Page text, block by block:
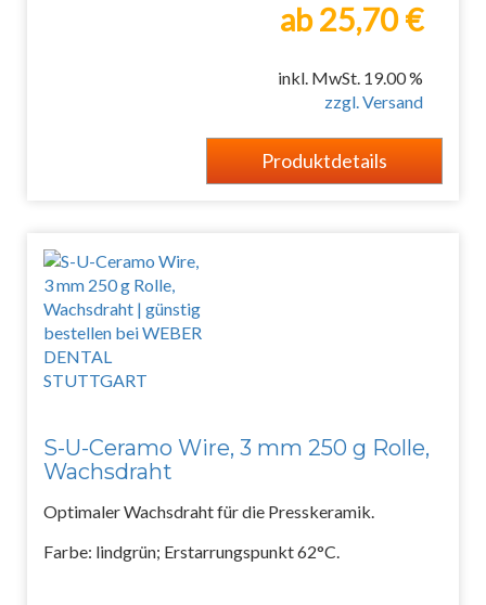
ab 25,70 €
inkl. MwSt. 19.00 %
zzgl. Versand
Produktdetails
S-U-Ceramo Wire, 3 mm 250 g Rolle,
Wachsdraht
Optimaler Wachsdraht für die Presskeramik.
Farbe: lindgrün; Erstarrungspunkt 62°C.